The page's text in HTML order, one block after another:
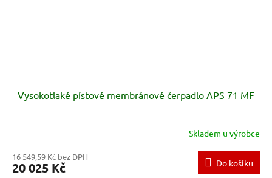
Vysokotlaké pístové membránové čerpadlo APS 71 MF
Skladem u výrobce
16 549,59 Kč bez DPH
20 025 Kč Do košíku